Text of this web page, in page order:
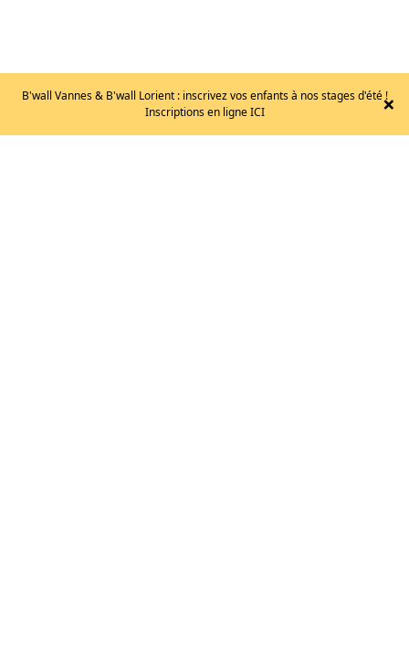
B'wall Vannes & B'wall Lorient : inscrivez vos enfants à nos stages d'été !
Inscriptions en ligne ICI
×
GLENAT